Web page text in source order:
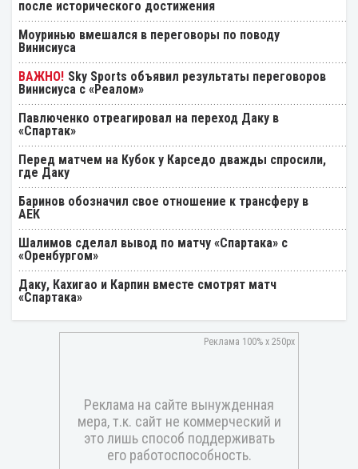
после исторического достижения
Моуринью вмешался в переговоры по поводу
Винисиуса
Sky Sports объявил результаты переговоров
Винисиуса с «Реалом»
Павлюченко отреагировал на переход Даку в
«Спартак»
Перед матчем на Кубок у Карседо дважды спросили,
где Даку
Баринов обозначил свое отношение к трансферу в
АЕК
Шалимов сделал вывод по матчу «Спартака» с
«Оренбургом»
Даку, Кахигао и Карпин вместе смотрят матч
«Спартака»